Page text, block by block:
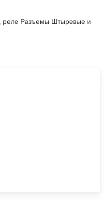
реле Разъемы Штыревые и